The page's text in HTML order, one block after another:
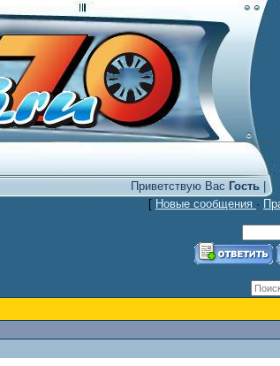
Приветствую Вас Гость|
[ Новые сообщения ·